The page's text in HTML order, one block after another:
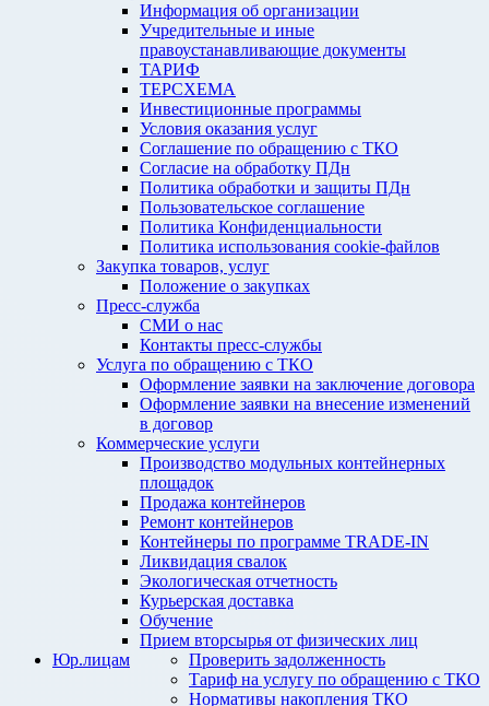
Информация об организации
Учредительные и иные
правоустанавливающие документы
ТАРИФ
ТЕРСХЕМА
Инвестиционные программы
Условия оказания услуг
Соглашение по обращению с ТКО
Согласие на обработку ПДн
Политика обработки и защиты ПДн
Пользовательское соглашение
Политика Конфиденциальности
Политика использования cookie-файлов
Закупка товаров, услуг
Положение о закупках
Пресс-служба
СМИ о нас
Контакты пресс-службы
Услуга по обращению с ТКО
Оформление заявки на заключение договора
Оформление заявки на внесение изменений
в договор
Коммерческие услуги
Производство модульных контейнерных
площадок
Продажа контейнеров
Ремонт контейнеров
Контейнеры по программе TRADE-IN
Ликвидация свалок
Экологическая отчетность
Курьерская доставка
Обучение
Прием вторсырья от физических лиц
Проверить задолженность
Тариф на услугу по обращению с ТКО
Нормативы накопления ТКО
Юр.лицам